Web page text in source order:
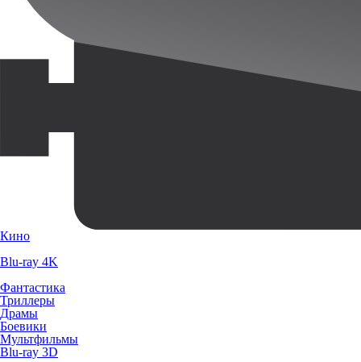
Кино
Blu-ray 4K
Фантастика
Триллеры
Драмы
Боевики
Мультфильмы
Blu-ray 3D